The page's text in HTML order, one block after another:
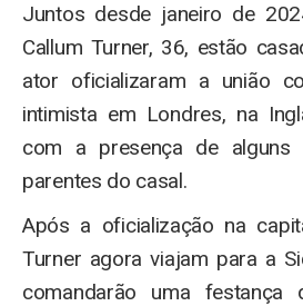
Juntos desde janeiro de
Callum Turner, 36, estão
ator oficializaram a união
intimista em Londres, na
com a presença de alguns
parentes do casal.
Após a oficialização na
Turner agora viajam para a
comandarão uma